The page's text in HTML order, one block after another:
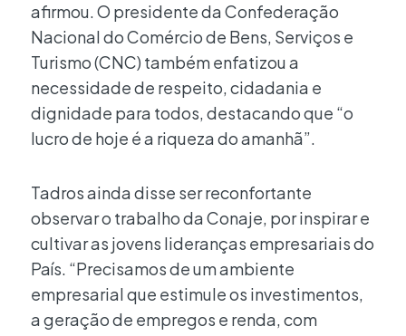
afirmou. O presidente da Confederação
Nacional do Comércio de Bens, Serviços e
Turismo (CNC) também enfatizou a
necessidade de respeito, cidadania e
dignidade para todos, destacando que “o
lucro de hoje é a riqueza do amanhã”.
Tadros ainda disse ser reconfortante
observar o trabalho da Conaje, por inspirar e
cultivar as jovens lideranças empresariais do
País. “Precisamos de um ambiente
empresarial que estimule os investimentos,
a geração de empregos e renda, com